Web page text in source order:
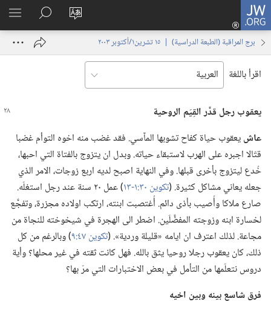
JW.ORG
تغيير
الموقع
تسجيل
الدخول
نافذة
البحث
في
JW.‎ORG
برج المراقبة (‏الطبعة الدراسية)‏ | ‏‎١٥‏ ‏‎تشرين١/أكتوبر‏ ‎٢٠٠٣
اقرأ باللغة
يعقوب رجل قدَّر القِيَم الروحية
عاشيعقوب حياة كفاح تشوبها المآسي.‏ فقد غضب منه اخوه التوأم غضبا
قتّالا اجبره على الهرب لاستبقاء حياته.‏ وبدل ان يتزوج بالفتاة التي احبها،‏
خُدع ليتزوج بأخرى قبلها.‏ وفي النهاية اصبح لديه اربع زوجات،‏ الامر الذي
جعله يعاني مشاكل كثيرة.‏ (‏تكوين ٣٠:‏١-‏١٣
‏)‏ عمل ٢٠ سنة عند رجل استغلّه.‏
صارع ملاكا وأُصيب بأذى دائم.‏ أُغتصبت ابنته،‏ ارتكب اولاده مجزرة،‏ وتفجَّع
لخسارة ابنه وزوجته المفضَّلَين.‏ اضطر الى الهجرة في شيخوخته للنجاة من
مجاعة.‏ لذلك اعترف ان ايامه «قليلة وردية».‏ (‏تكوين ٤٧:‏٩
‏)‏ وبالرغم من كل
ذلك،‏ كان يعقوب رجلا روحيا يثق بالله.‏ فهل كانت ثقته في غير محلها؟‏ وأية
دروس نتعلّمها من التأمل في بعض الاختبارات التي مرّ بها؟‏
فرق شاسع بينه وبين اخيه